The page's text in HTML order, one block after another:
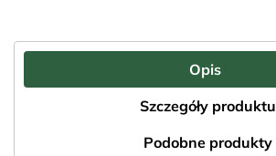
Opis
Szczegóły produktu
Podobne produkty